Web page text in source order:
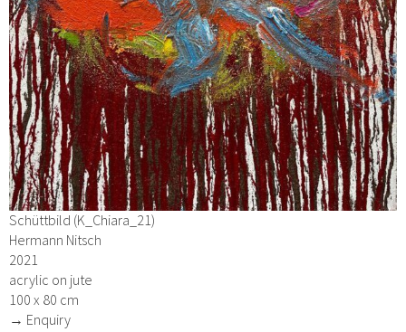
Schüttbild (K_Chiara_21)
Hermann Nitsch
2021
acrylic on jute
100 x 80 cm
→ Enquiry